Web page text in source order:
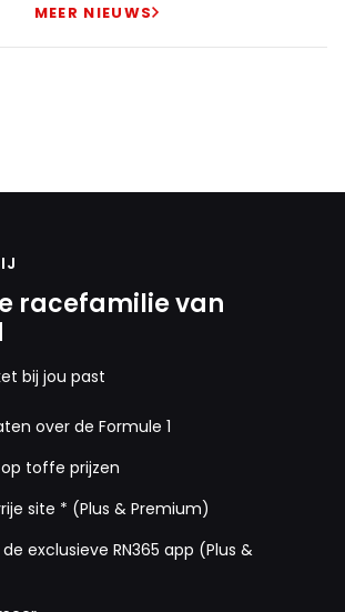
MEER NIEUWS
racefamilie van
bij jou past
over de Formule 1
toffe prijzen
site * (Plus & Premium)
exclusieve RN365 app (Plus &